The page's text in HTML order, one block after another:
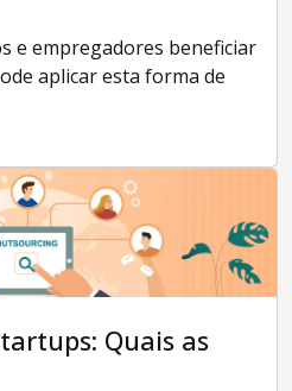
e empregadores beneficiar
aplicar esta forma de
Quais as